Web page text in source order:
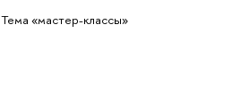
Тема «мастер-классы»